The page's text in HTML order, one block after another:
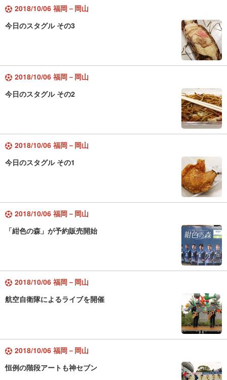
2018/10/06 福岡－岡山
今日のスタグル その3
2018/10/06 福岡－岡山
今日のスタグル その2
2018/10/06 福岡－岡山
今日のスタグル その1
2018/10/06 福岡－岡山
「紺色の森」が予約販売開始
2018/10/06 福岡－岡山
航空自衛隊によるライブを開催
2018/10/06 福岡－岡山
恒例の階段アートも神セブン